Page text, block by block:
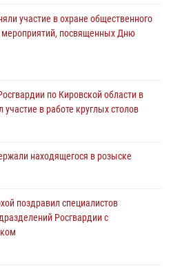
участие в охране общественного
посвященных Дню
по Кировской области в
в работе круглых столов
находящегося в розыске
поздравил специалистов
Росгвардии с